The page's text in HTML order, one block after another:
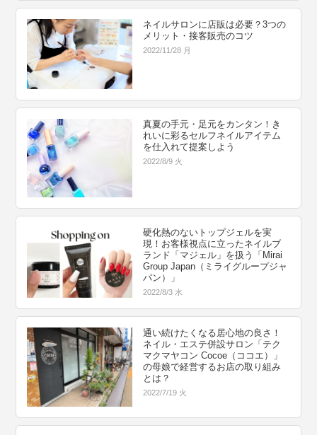
ネイルサロンに店販は必要？3つの
メリット・接客販売のコツ
2022/11/28 月
真夏の手元・足元をカンタン！き
れいに彩るセルフネイルアイテム
を仕入れて提案しよう
2022/8/9 火
硬化熱のないトップジェルを実
現！お客様視点に立ったネイルブ
ランド「マジェル」を扱う「Mirai
Group Japan（ミライグループジャ
パン）」
2022/8/3 水
通い続けたくなる居心地の良さ！
ネイル・エステ併設サロン「テク
マクマヤコン Cocoe（ココエ）」
の母娘で経営するお店の取り組み
とは？
2022/7/19 火